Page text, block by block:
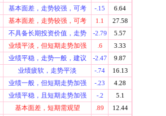
基本面差，走势较强，可考 -.15
6.64
基本面差，走势较强，可考 1.1
27.58
不具备长期投资价值，走势 -2.79
5.57
业绩平淡，但短期走势加强 .6
3.33
业绩平稳，走势一般，建议 -2.47
9.87
业绩疲软，走势平淡 -.74
16.13
业绩一般，但短期走势加强 -.23
4.28
业绩平稳，且短期走势加强 -.2
5.1
基本面差，短期需观望 .89
12.44